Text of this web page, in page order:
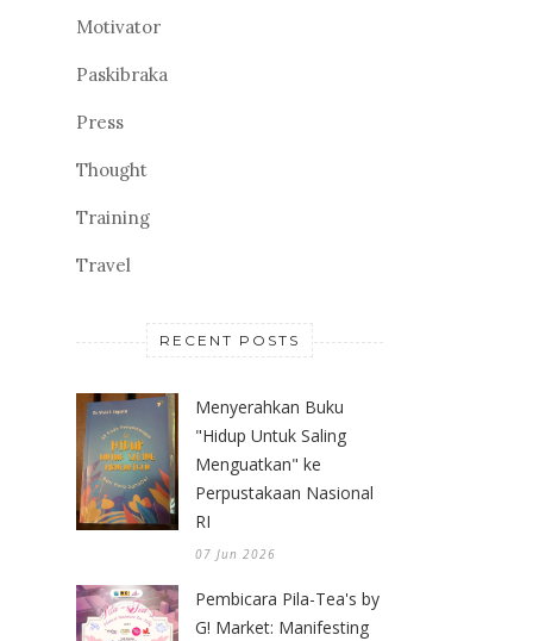
Motivator
Paskibraka
Press
Thought
Training
Travel
RECENT POSTS
Menyerahkan Buku
"Hidup Untuk Saling
Menguatkan" ke
Perpustakaan Nasional
RI
07 Jun 2026
Pembicara Pila-Tea's by
G! Market: Manifesting